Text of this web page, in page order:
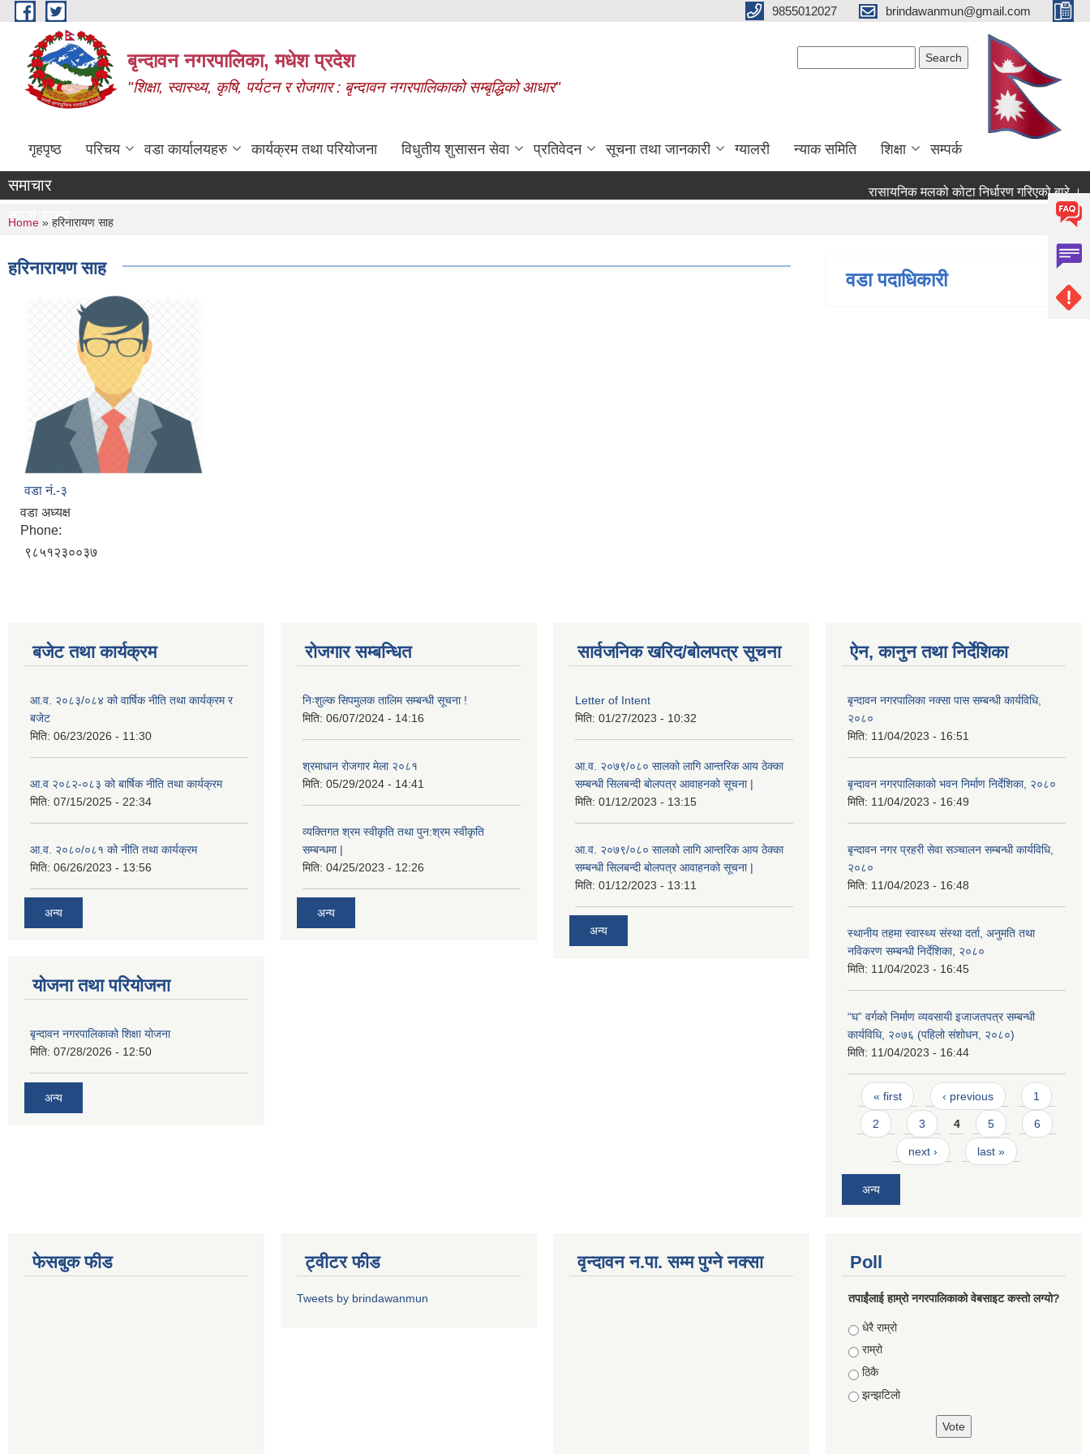
Skip to main content 9855012027 brindawanmun@gmail.com
बृन्दावन नगरपालिका, मधेश प्रदेश
"शिक्षा, स्वास्थ्य, कृषि, पर्यटन र रोजगार : बृन्दावन नगरपालिकाको सम्बृद्धिको आधार"
गृहपृष्ठ परिचय वडा कार्यालयहरु कार्यक्रम तथा परियोजना विधुतीय शुसासन सेवा प्रतिवेदन सूचना तथा जानकारी ग्यालरी न्याक समिति शिक्षा सम्पर्क
समाचार रासायनिक मलको कोटा निर्धारण गरिएको बारे ।
ताजा खबर
You are here
Home » हरिनारायण साह
हरिनारायण साह
वडा नं.-३
वडा अध्यक्ष
Phone:
९८५१२३००३७
वडा पदाधिकारी
बजेट तथा कार्यक्रम
आ.व. २०८३/०८४ को वार्षिक नीति तथा कार्यक्रम र
बजेट
मिति: 06/23/2026 - 11:30
आ.व २०८२-०८३ को बार्षिक नीति तथा कार्यक्रम
मिति: 07/15/2025 - 22:34
आ.व. २०८०/०८१ को नीति तथा कार्यक्रम
मिति: 06/26/2023 - 13:56
अन्य
योजना तथा परियोजना
बृन्दावन नगरपालिकाको शिक्षा योजना
मिति: 07/28/2026 - 12:50
अन्य
रोजगार सम्बन्धित
निःशुल्क सिपमुलक तालिम सम्बन्धी सूचना !
मिति: 06/07/2024 - 14:16
श्रमाधान रोजगार मेला २०८१
मिति: 05/29/2024 - 14:41
व्यक्तिगत श्रम स्वीकृति तथा पुन:श्रम स्वीकृति
सम्बन्धमा |
मिति: 04/25/2023 - 12:26
अन्य
सार्वजनिक खरिद/बोलपत्र सूचना
Letter of Intent
मिति: 01/27/2023 - 10:32
आ.व. २०७९/०८० सालको लागि आन्तरिक आय ठेक्का
सम्बन्धी सिलबन्दी बोलपत्र आवाहनको सूचना |
मिति: 01/12/2023 - 13:15
आ.व. २०७९/०८० सालको लागि आन्तरिक आय ठेक्का
सम्बन्धी सिलबन्दी बोलपत्र आवाहनको सूचना |
मिति: 01/12/2023 - 13:11
अन्य
ऐन, कानुन तथा निर्देशिका
बृन्दावन नगरपालिका नक्सा पास सम्बन्धी कार्यविधि,
२०८०
मिति: 11/04/2023 - 16:51
बृन्दावन नगरपालिकाको भवन निर्माण निर्देशिका, २०८०
मिति: 11/04/2023 - 16:49
बृन्दावन नगर प्रहरी सेवा सञ्चालन सम्बन्धी कार्यविधि,
२०८०
मिति: 11/04/2023 - 16:48
स्थानीय तहमा स्वास्थ्य संस्था दर्ता, अनुमति तथा
नविकरण सम्बन्धी निर्देशिका, २०८०
मिति: 11/04/2023 - 16:45
“घ” वर्गको निर्माण व्यवसायी इजाजतपत्र सम्बन्धी
कार्यविधि, २०७६ (पहिलो संशोधन, २०८०)
मिति: 11/04/2023 - 16:44
Pages
« first ‹ previous 1
2 3 4 5 6
next › last »
अन्य
फेसबुक फीड ट्वीटर फीड
Tweets by brindawanmun
वृन्दावन न.पा. सम्म पुग्ने नक्सा Poll
तपाईंलाई हाम्रो नगरपालिकाको वेबसाइट कस्तो लग्यो?
Choices
धेरै राम्रो
राम्रो
ठिकै
झन्झटिलो